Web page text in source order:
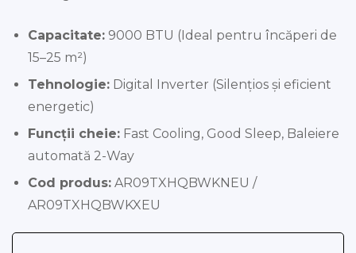
Capacitate: 9000 BTU (Ideal pentru încăperi de
15–25 m²)
Tehnologie: Digital Inverter (Silențios și eficient
energetic)
Funcții cheie: Fast Cooling, Good Sleep, Baleiere
automată 2-Way
Cod produs: AR09TXHQBWKNEU /
AR09TXHQBWKXEU